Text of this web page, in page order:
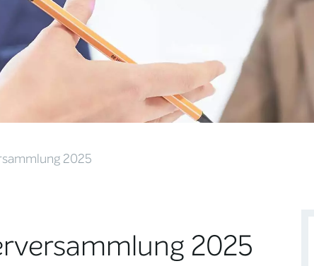
2025
2025